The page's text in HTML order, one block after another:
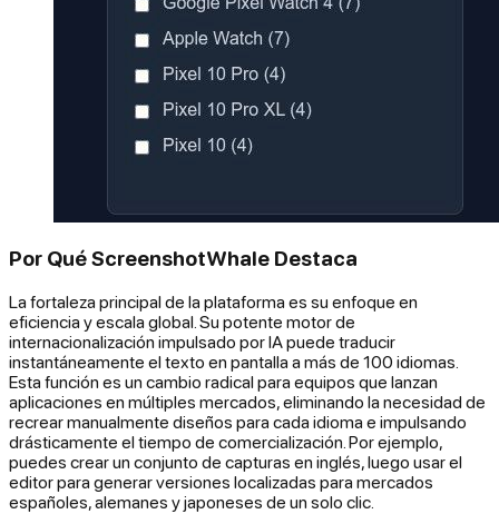
Por Qué ScreenshotWhale Destaca
La fortaleza principal de la plataforma es su enfoque en
eficiencia y escala global. Su potente motor de
internacionalización impulsado por IA puede traducir
instantáneamente el texto en pantalla a más de 100 idiomas.
Esta función es un cambio radical para equipos que lanzan
aplicaciones en múltiples mercados, eliminando la necesidad de
recrear manualmente diseños para cada idioma e impulsando
drásticamente el tiempo de comercialización. Por ejemplo,
puedes crear un conjunto de capturas en inglés, luego usar el
editor para generar versiones localizadas para mercados
españoles, alemanes y japoneses de un solo clic.